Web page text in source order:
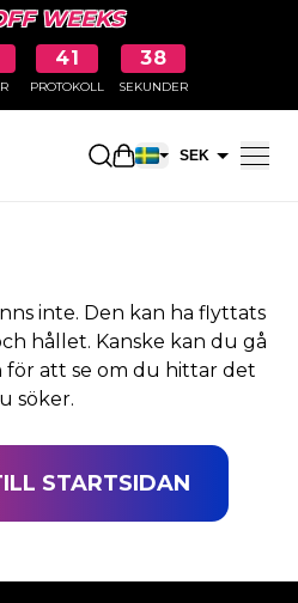
WEEKS
41
PROTOKOLL
38
SEKUNDER
ÖppnaSEK
INTE
inte. Den kan ha flyttats
hållet. Kanske kan du gå
för att se om du hittar det
söker.
STARTSIDAN